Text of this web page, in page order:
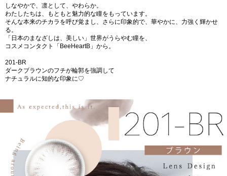
しなやかで、凛として、やわらか。
わたしたちは、もともと魅力的な瞳をもっています。
そんな本来のチカラを呼び覚まし、さらに印象的で、華やかに、力強く輝かせ
る。
「日本のまなざしは、美しい」世界がうらやむ瞳を、
コスメコンタクト「BeeHeartB」から。
201-BR
ダークブラウンのフチが輪郭を強調して
ナチュラルに知的な印象に♡